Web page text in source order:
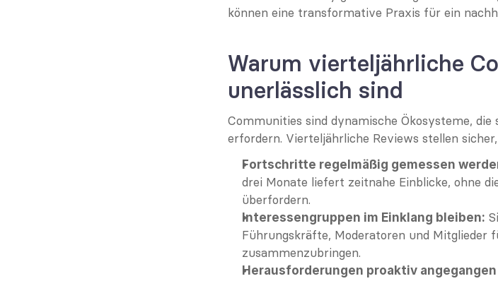
können eine transformative Praxis für ein
Warum vierteljährliche
unerlässlich sind
Communities sind dynamische Ökosysteme, die
erfordern. Vierteljährliche Reviews stellen sicher,
Fortschritte regelmäßig gemessen
drei Monate liefert zeitnahe Einblicke, ohne
überfordern.
Interessengruppen im Einklang bleiben:
Führungskräfte, Moderatoren und Mitglieder
zusammenzubringen.
Herausforderungen proaktiv